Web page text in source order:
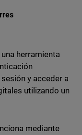
herramienta
y acceder a
utilizando un
mediante